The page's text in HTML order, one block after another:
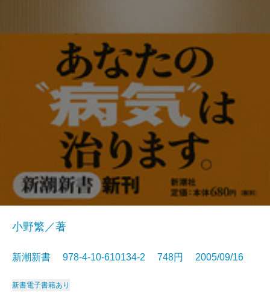
小野繁／著
新潮新書 978-4-10-610134-2 748円 2005/09/16
新書電子書籍あり